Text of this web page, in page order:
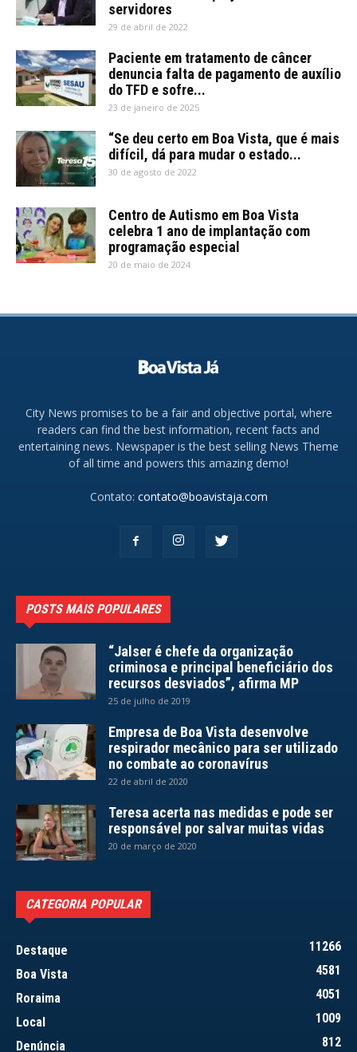
servidores
29 de abril de 2022
Paciente em tratamento de câncer
denuncia falta de pagamento de auxílio
do TFD e sofre...
23 de janeiro de 2025
“Se deu certo em Boa Vista, que é mais
difícil, dá para mudar o estado...
30 de agosto de 2022
Centro de Autismo em Boa Vista
celebra 1 ano de implantação com
programação especial
20 de maio de 2024
City News promises to be a fair and objective portal, where
readers can find the best information, recent facts and
entertaining news. Newspaper is the best selling News Theme
of all time and powers this amazing demo!
Contato: contato@boavistaja.com
POSTS MAIS POPULARES
“Jalser é chefe da organização
criminosa e principal beneficiário dos
recursos desviados”, afirma MP
25 de julho de 2019
Empresa de Boa Vista desenvolve
respirador mecânico para ser utilizado
no combate ao coronavírus
22 de abril de 2020
Teresa acerta nas medidas e pode ser
responsável por salvar muitas vidas
20 de março de 2020
CATEGORIA POPULAR
Destaque
11266
Boa Vista
4581
Roraima
4051
Local
1009
Denúncia
812